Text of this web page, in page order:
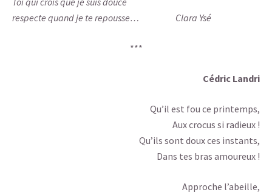
respecte quand je te repousse… Clara Ysé
***
Cédric Landri
Qu’il est fou ce printemps,
Aux crocus si radieux !
Qu’ils sont doux ces instants,
Dans tes bras amoureux !
Approche l’abeille,